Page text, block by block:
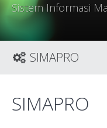
Sistem Informasi
SIMAPRO
SIMAPRO